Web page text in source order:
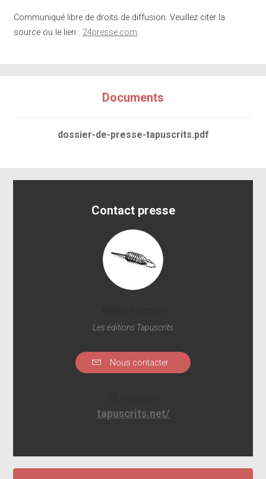
Communiqué libre de droits de diffusion. Veuillez citer la
source ou le lien : 24presse.com
Documents
dossier-de-presse-tapuscrits.pdf
Contact presse
Les éditions Tapuscrits
Nous contacter
tapuscrits.net/